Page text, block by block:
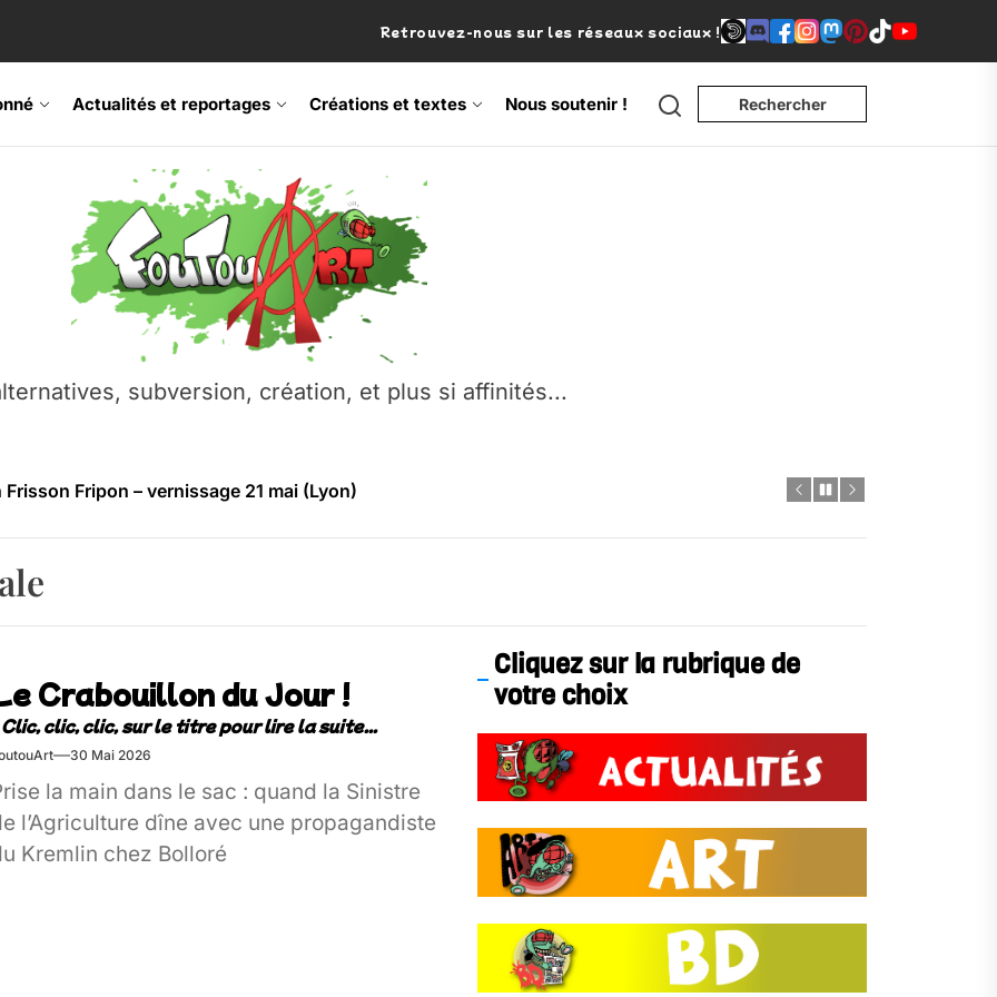
Retrouvez-nous sur les réseaux sociaux !
Actualités et reportages Créations et textes Nous soutenir ! Search Rechercher
subversion, création, et plus si affinités...
Frisson Fripon – vernissage 21 mai (Lyon)
Festival – Samedi 18 juillet (Vaulx-en-Velin)
– Ŝtono, un livre réalisé par Michaël Moretti & Pierre Lacôte
contre l’A412 à l’Établi (Haute-Savoie)
Fripon – vernissage 21 mai (Lyon)
Festival – Samedi 18 juillet (Vaulx-en-Velin)
Crabouillon du Jour !
30 Mai 2026
la main dans le sac : quand la Sinistre
l’Agriculture dîne avec une propagandiste
Kremlin chez Bolloré
Cliquez sur la rubrique de
votre choix